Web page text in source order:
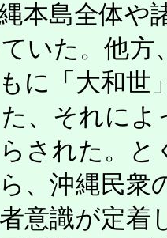
本島全体や
いた。他
に「大和世
、それに
された。と
、沖縄民衆
意識が定着